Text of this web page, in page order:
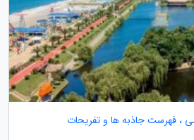
، فهرست جاذبه ها و تفریحات